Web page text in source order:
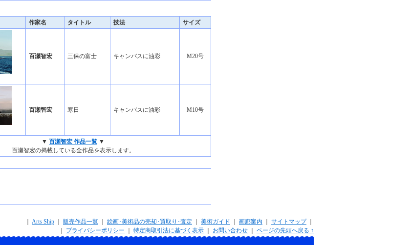
作家名 タイトル 技法 サイズ
百瀬智宏 三保の富士 キャンバスに油彩 M20号
百瀬智宏 寒日 キャンバスに油彩 M10号
▼ 百瀬智宏 作品一覧 ▼
百瀬智宏の掲載している全作品を表示します。
Arts Ship 販売作品一覧 絵画･美術品の売却･買取り･査定 美術ガイド 画廊案内 サイトマップ｜
プライバシーポリシー 特定商取引法に基づく表示 お問い合わせ
ページの先頭へ戻る ↑